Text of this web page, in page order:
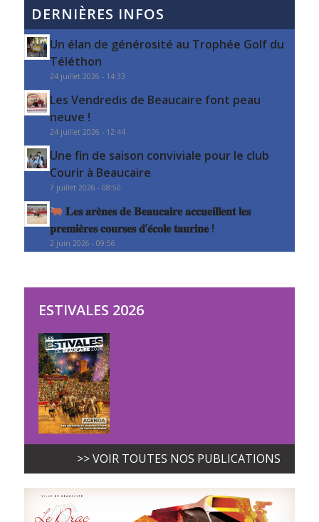
DERNIÈRES INFOS
Un élan de générosité au Trophée Golf du
Téléthon
24 juillet 2026 - 14:33
Les Vendredis de Beaucaire font peau
neuve !
24 juillet 2026 - 12:44
Une fin de saison conviviale pour le club
Courir à Beaucaire
7 juillet 2026 - 08:50
𝐋𝐞𝐬 𝐚𝐫𝐞̀𝐧𝐞𝐬 𝐝𝐞 𝐁𝐞𝐚𝐮𝐜𝐚𝐢𝐫𝐞 𝐚𝐜𝐜𝐮𝐞𝐢𝐥𝐥𝐞𝐧𝐭 𝐥𝐞𝐬
𝐩𝐫𝐞𝐦𝐢𝐞̀𝐫𝐞𝐬 𝐜𝐨𝐮𝐫𝐬𝐞𝐬 𝐝’𝐞́𝐜𝐨𝐥𝐞 𝐭𝐚𝐮𝐫𝐢𝐧𝐞 !
2 juin 2026 - 09:56
ESTIVALES 2026
>> VOIR TOUTES NOS PUBLICATIONS